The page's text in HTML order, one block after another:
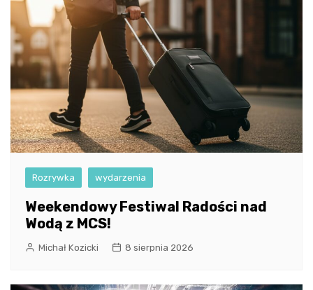
Rozrywka wydarzenia
Weekendowy Festiwal Radości nad
Wodą z MCS!
Michał Kozicki 8 sierpnia 2026